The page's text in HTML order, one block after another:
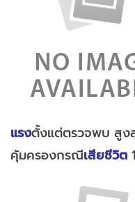
แรงตั้งแต่ตรวจพบ สูง
คุ้มครองกรณีเสียชีวิต